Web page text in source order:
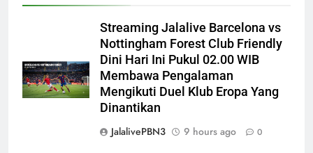
Streaming Jalalive Barcelona vs
Nottingham Forest Club Friendly
Dini Hari Ini Pukul 02.00 WIB
Membawa Pengalaman
Mengikuti Duel Klub Eropa Yang
Dinantikan
JalalivePBN3
9 hours ago 0